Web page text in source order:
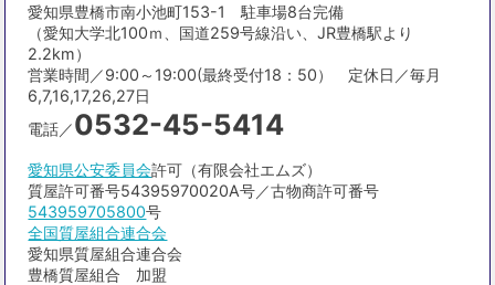
愛知県豊橋市南小池町153-1 駐車場8台完備
（愛知大学北100ｍ、国道259号線沿い、JR豊橋駅より
2.2km）
営業時間／9:00～19:00(最終受付18：50） 定休日／毎月
6,7,16,17,26,27日
電話／0532-45-5414
愛知県公安委員会許可（有限会社エムズ）
質屋許可番号54395970020A号／古物商許可番号
543959705800号
全国質屋組合連合会
愛知県質屋組合連合会
豊橋質屋組合 加盟